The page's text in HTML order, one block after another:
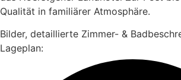
Qualität in familiärer Atmosphäre.
Bilder, detaillierte Zimmer- &
Lageplan: